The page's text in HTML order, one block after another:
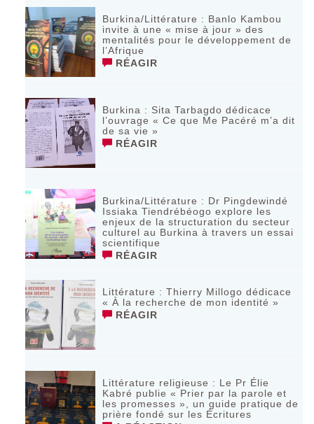
Burkina/Littérature : Banlo Kambou
invite à une « mise à jour » des
mentalités pour le développement de
l’Afrique
RÉAGIR
Burkina : Sita Tarbagdo dédicace
l’ouvrage « Ce que Me Pacéré m’a dit
de sa vie »
RÉAGIR
Burkina/Littérature : Dr Pingdewindé
Issiaka Tiendrébéogo explore les
enjeux de la structuration du secteur
culturel au Burkina à travers un essai
scientifique
RÉAGIR
Littérature : Thierry Millogo dédicace
« À la recherche de mon identité »
RÉAGIR
Littérature religieuse : Le Pr Élie
Kabré publie « Prier par la parole et
les promesses », un guide pratique de
prière fondé sur les Écritures